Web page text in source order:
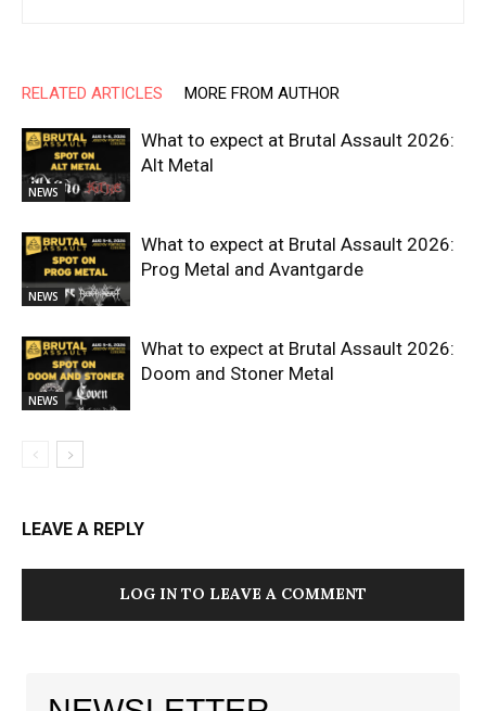
RELATED ARTICLES MORE FROM AUTHOR
NEWS
What to expect at Brutal Assault 2026:
Alt Metal
NEWS
What to expect at Brutal Assault 2026:
Prog Metal and Avantgarde
NEWS
What to expect at Brutal Assault 2026:
Doom and Stoner Metal
LEAVE A REPLY
LOG IN TO LEAVE A COMMENT